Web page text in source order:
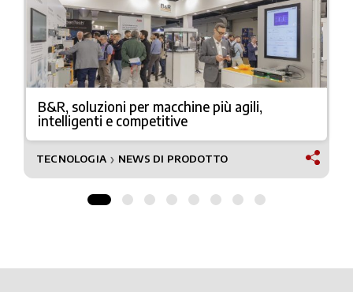
B&R, soluzioni per macchine più agili,
intelligenti e competitive
TECNOLOGIA ❯ NEWS DI PRODOTTO